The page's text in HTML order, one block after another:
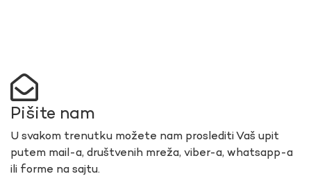
Pišite nam
U svakom trenutku možete nam proslediti Vaš upit
putem mail-a, društvenih mreža, viber-a, whatsapp-a
ili forme na sajtu.